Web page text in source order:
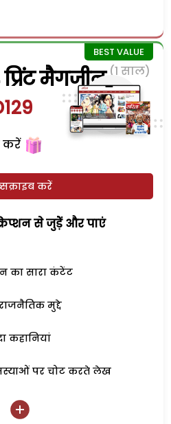
मैगजीन (1 साल)
करें
करें
से जुड़ेें और पाएं
का सारा कंटेंट
मुद्दे
कहानियां
पर चोट करते लेख